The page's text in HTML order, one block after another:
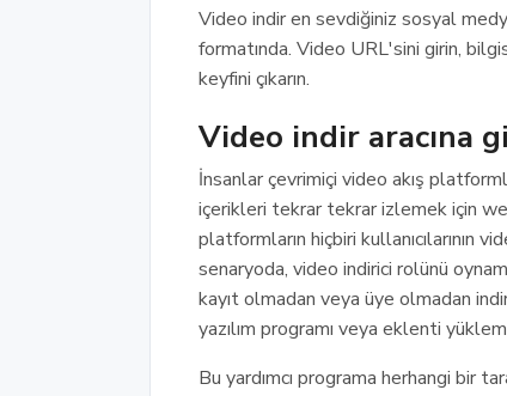
Video indir en sevdiğiniz sosyal
formatında. Video URL'sini girin,
keyfini çıkarın.
Video indir aracına
İnsanlar çevrimiçi video akış
içerikleri tekrar tekrar izlemek için
platformların hiçbiri kullanıcılarının
senaryoda, video indirici rolünü
kayıt olmadan veya üye olmadan
yazılım programı veya eklenti
Bu yardımcı programa herhangi bir